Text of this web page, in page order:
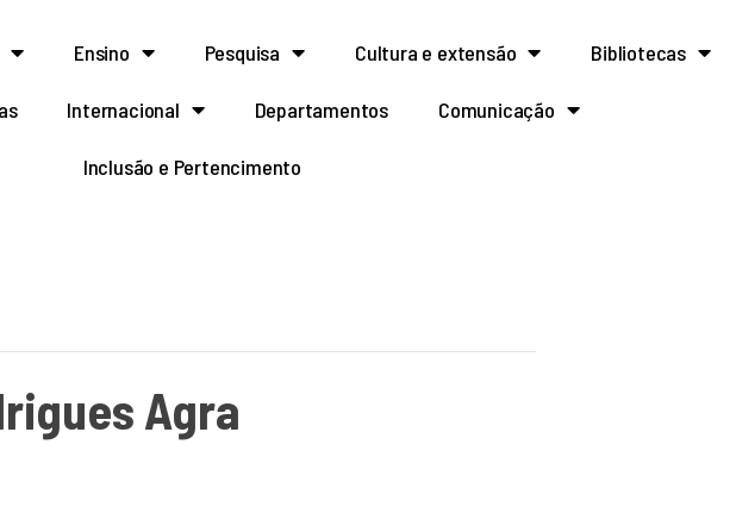
Ensino Pesquisa Cultura e extensão Bibliotecas
Internacional Departamentos Comunicação
Inclusão e Pertencimento
Agra